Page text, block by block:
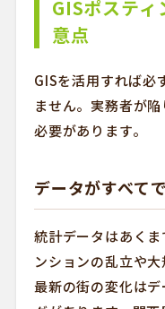
GISポステ
意点
GISを活用すれば必
ません。実務者が
必要があります。
データがすべて
統計データはあく
ンションの乱立や大
最新の街の変化は